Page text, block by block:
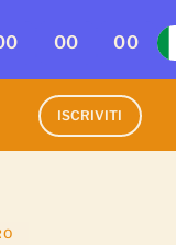
00 00
ISCRIVITI